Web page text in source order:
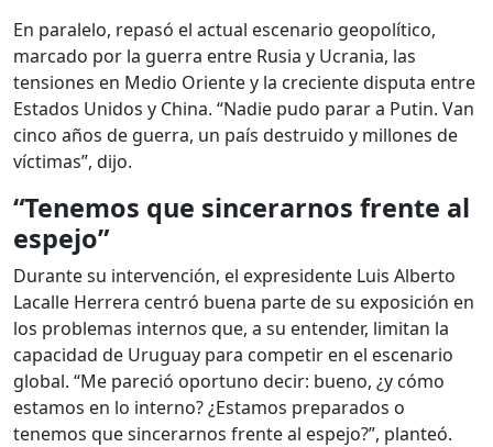
En paralelo, repasó el actual escenario geopolítico,
marcado por la guerra entre Rusia y Ucrania, las
tensiones en Medio Oriente y la creciente disputa entre
Estados Unidos y China. “Nadie pudo parar a Putin. Van
cinco años de guerra, un país destruido y millones de
víctimas”, dijo.
“Tenemos que sincerarnos frente al
espejo”
Durante su intervención, el expresidente Luis Alberto
Lacalle Herrera centró buena parte de su exposición en
los problemas internos que, a su entender, limitan la
capacidad de Uruguay para competir en el escenario
global. “Me pareció oportuno decir: bueno, ¿y cómo
estamos en lo interno? ¿Estamos preparados o
tenemos que sincerarnos frente al espejo?”, planteó.